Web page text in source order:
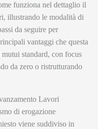
funziona nel dettaglio il
illustrando le modalità di
da seguire per
vantaggi che questa
standard, con focus
da zero o ristrutturando
Lavori
di erogazione
viene suddiviso in